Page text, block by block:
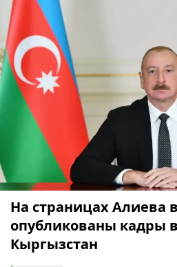
На страницах Алиева
опубликованы кадры
Кыргызстан